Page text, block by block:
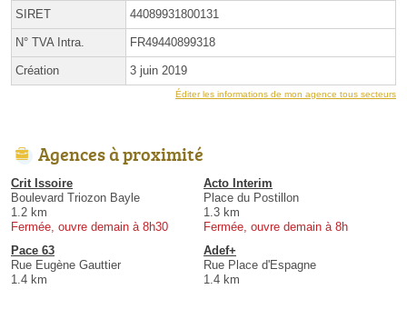
SIRET 44089931800131
N° TVA Intra. FR49440899318
Création 3 juin 2019
Éditer les informations de mon agence tous secteurs
Agences à proximité
Crit Issoire
Boulevard Triozon Bayle
1.2 km
Fermée, ouvre demain à 8h30
Acto Interim
Place du Postillon
1.3 km
Fermée, ouvre demain à 8h
Pace 63
Rue Eugène Gauttier
1.4 km
Adef+
Rue Place d'Espagne
1.4 km